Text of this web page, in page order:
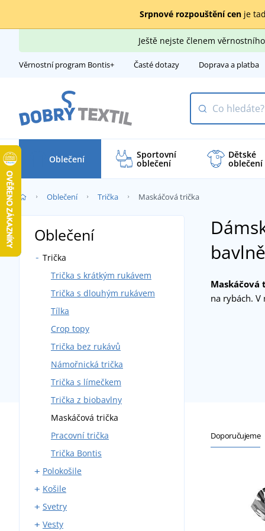
Srpnové rozpouštění cenje
Ještě nejste členem
Věrnostní program Bontis+ Časté dotazy Doprava a platba
Oblečení Sportovní
oblečení
Dětské
oblečení
Oblečení Trička Maskáčová trička
Maskáčová
na rybách.
Oblečení
Trička
Trička s krátkým rukávem
Trička s dlouhým rukávem
Tílka
Crop topy
Trička bez rukávů
Námořnická trička
Trička s límečkem
Trička z biobavlny
Maskáčová trička
Pracovní trička
Trička Bontis
Polokošile
Polokošile s krátkým rukávem
Polokošile s dlouhým
Košile
Košile s krátkým rukávem
Košile s dlouhým rukávem
Svetry
Svetry bez zapínání
Vesty
Doporučujeme